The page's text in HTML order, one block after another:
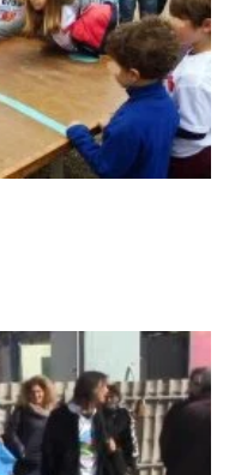
LA POVERTÀ